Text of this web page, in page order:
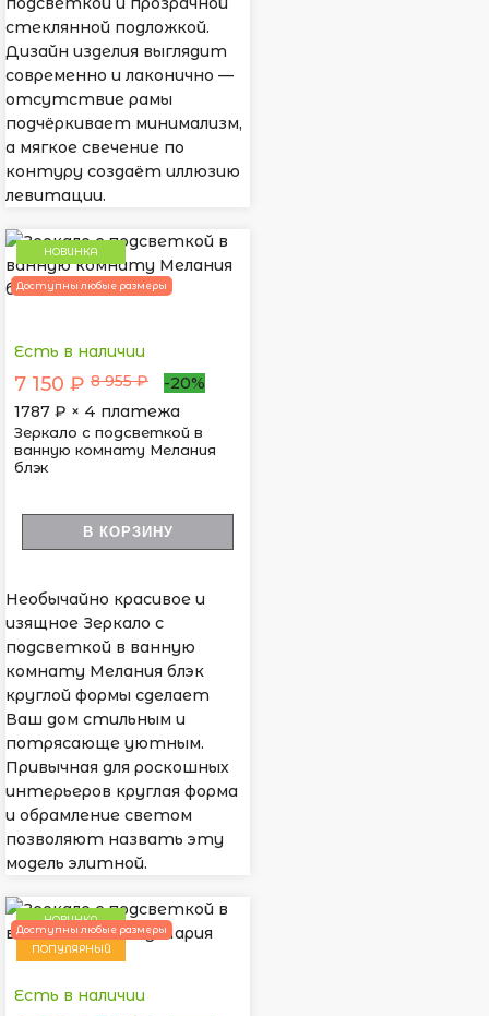
стеклянной подложкой.
Дизайн изделия выглядит
современно и лаконично —
отсутствие рамы
подчёркивает минимализм,
а мягкое свечение по
контуру создаёт иллюзию
левитации.
НОВИНКА
Доступны любые размеры
Есть в наличии
7 150 ₽ 8 955 ₽
-20%
1787 ₽ × 4 платежа
Зеркало с подсветкой в
ванную комнату Мелания
блэк
В КОРЗИНУ
Необычайно красивое и
изящное Зеркало с
подсветкой в ванную
комнату Мелания блэк
круглой формы сделает
Ваш дом стильным и
потрясающе уютным.
Привычная для роскошных
интерьеров круглая форма
и обрамление светом
позволяют назвать эту
модель элитной.
НОВИНКА
ПОПУЛЯРНЫЙ
Доступны любые размеры
Есть в наличии